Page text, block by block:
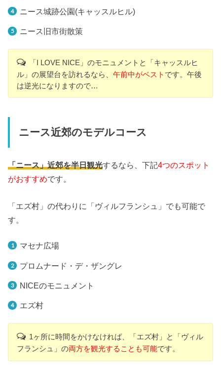
ニース城跡公園(キャッスルヒル)
ニース旧市街散策
「I LOVE NICE」のモニュメントと「キャッスルヒ
ル」の展望台を訪れるなら、午前中がベスト です。午後
は逆光になりますので…
ニース近郊のモデルコース
「ニース」近郊を半日観光するなら、下記4つのスポット
がおすすめです。
「エズ村」の代わりに「ヴィルフランシュ」でも可能で
す。
マセナ広場
プロムナード・デ・ザングレ
NICEのモニュメント
エズ村
1ヶ所に時間をかけなければ、「エズ村」と「ヴィル
フランシュ」の両方を観光することも可能です。